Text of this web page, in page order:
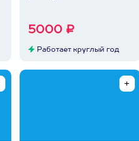
5000 ₽
Работает круглый год